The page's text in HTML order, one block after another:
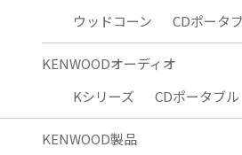
ウッドコーン
CDポータ
KENWOODオーディオ
Kシリーズ
CDポータブル
KENWOOD製品